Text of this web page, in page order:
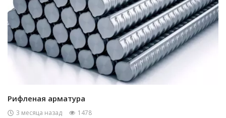
Рифленая арматура
3 месяца назад
1478